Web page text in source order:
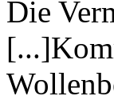
Die